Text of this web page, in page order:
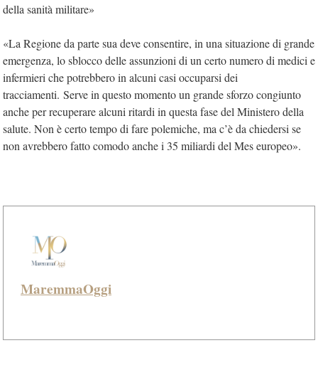
della sanità militare»
«La Regione da parte sua deve consentire, in una situazione di grande
emergenza, lo sblocco delle assunzioni di un certo numero di medici e
infermieri che potrebbero in alcuni casi occuparsi dei
tracciamenti. Serve in questo momento un grande sforzo congiunto
anche per recuperare alcuni ritardi in questa fase del Ministero della
salute. Non è certo tempo di fare polemiche, ma c’è da chiedersi se
non avrebbero fatto comodo anche i 35 miliardi del Mes europeo».
MaremmaOggi